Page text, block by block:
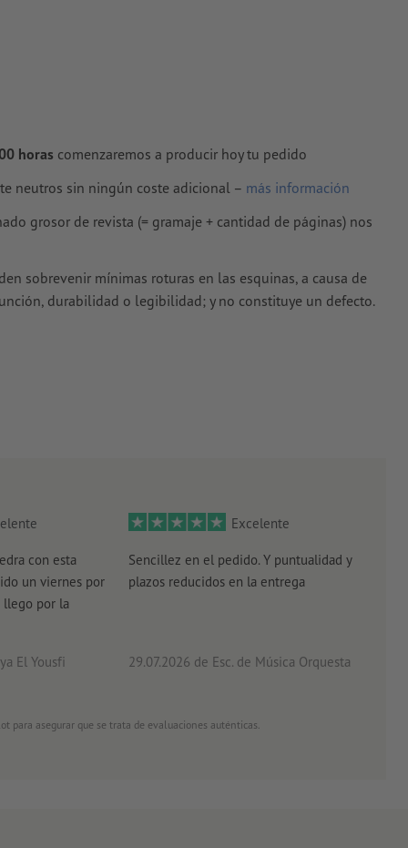
horas comenzaremos a producir hoy tu pedido
neutros sin ningún coste adicional – más información
grosor de revista (= gramaje + cantidad de páginas) nos
sobrevenir mínimas roturas en las esquinas, a causa de
durabilidad o legibilidad; y no constituye un defecto.
con esta
un viernes por
llego por la
El Yousfi
Excelente
Sencillez en el pedido. Y puntualidad y
plazos reducidos en la entrega
29.07.2026 de Esc. de Música Orquesta
para asegurar que se trata de evaluaciones auténticas.